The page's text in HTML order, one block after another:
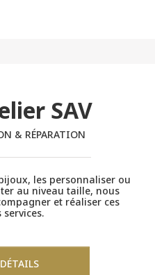
SAV
& RÉPARATION
les personnaliser ou
au niveau taille, nous
et réaliser ces